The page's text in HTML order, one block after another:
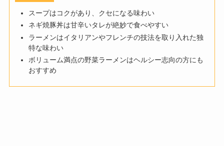
スープはコクがあり、クセになる味わい
ネギ焼豚丼は甘辛いタレが絶妙で食べやすい
ラーメンはイタリアンやフレンチの技法を取り入れた独
特な味わい
ボリューム満点の野菜ラーメンはヘルシー志向の方にも
おすすめ